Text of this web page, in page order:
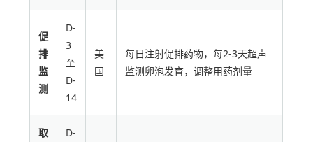
促
排
监
测
D-
3
至
D-
14
美
国
每日注射促排药物，每2-3天超声
监测卵泡发育，调整用药剂量
取
D-